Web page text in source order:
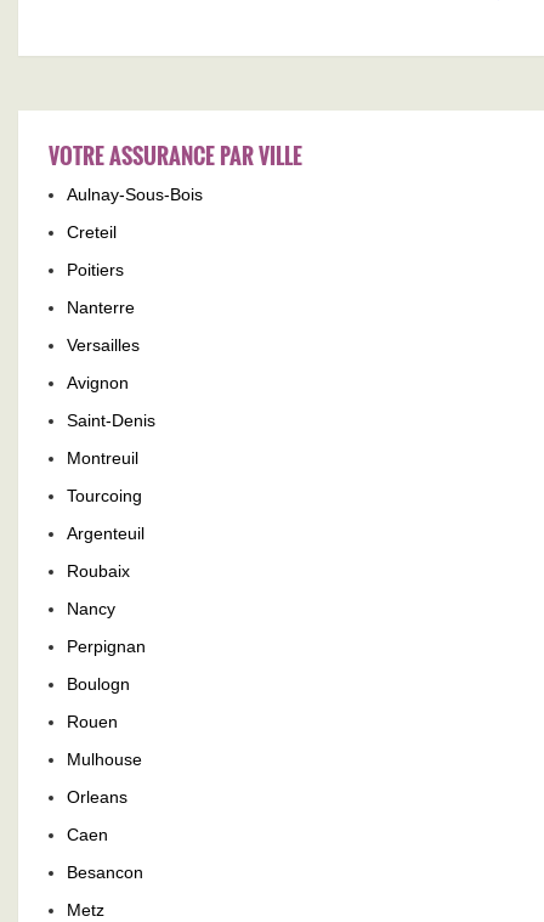
VOTRE ASSURANCE PAR VILLE
Aulnay-Sous-Bois
Creteil
Poitiers
Nanterre
Versailles
Avignon
Saint-Denis
Montreuil
Tourcoing
Argenteuil
Roubaix
Nancy
Perpignan
Boulogn
Rouen
Mulhouse
Orleans
Caen
Besancon
Metz